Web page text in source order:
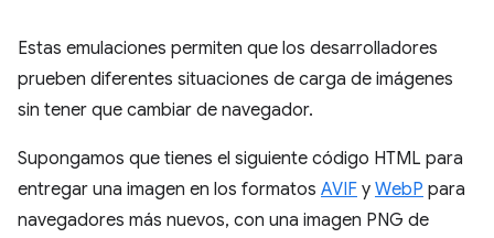
Estas emulaciones permiten que los desarrolladores
prueben diferentes situaciones de carga de imágenes
sin tener que cambiar de navegador.
Supongamos que tienes el siguiente código HTML para
entregar una imagen en los formatos AVIF y WebP para
navegadores más nuevos, con una imagen PNG de